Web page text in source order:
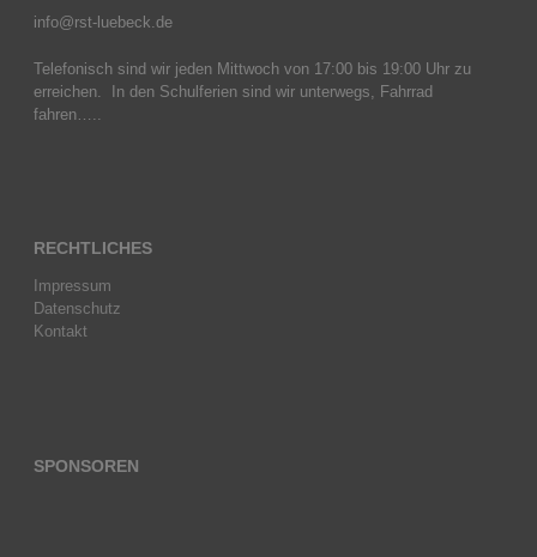
info@rst-luebeck.de
Telefonisch sind wir jeden Mittwoch von 17:00 bis 19:00 Uhr zu
erreichen. In den Schulferien sind wir unterwegs, Fahrrad
fahren…..
RECHTLICHES
Impressum
Datenschutz
Kontakt
SPONSOREN